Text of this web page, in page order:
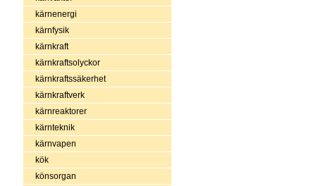
kärnenergi
kärnfysik
kärnkraft
kärnkraftsolyckor
kärnkraftssäkerhet
kärnkraftverk
kärnreaktorer
kärnteknik
kärnvapen
kök
könsorgan